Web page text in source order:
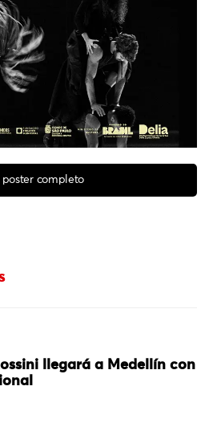
poster completo
llegará a Medellín con